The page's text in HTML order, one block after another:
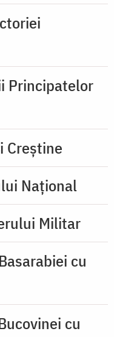
Principatelor
Creștine
Național
Militar
cu
cu